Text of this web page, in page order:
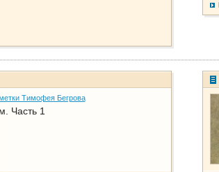
Тимофея Бегрова
Часть 1